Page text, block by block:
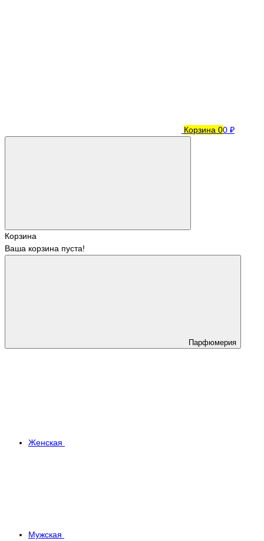
Корзина 00 ₽
Корзина
Ваша корзина пуста!
Парфюмерия
Женская
Мужская